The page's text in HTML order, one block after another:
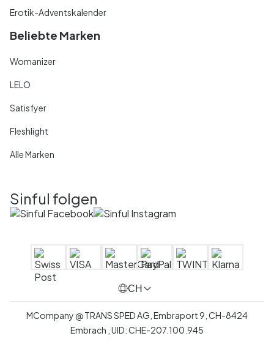
Erotik-Adventskalender
Beliebte Marken
Womanizer
LELO
Satisfyer
Fleshlight
Alle Marken
Sinful folgen
CH
MCompany@TRANS SPED AG, Embraport 9 CH-8424
Embrach , UID:CHE-207.100.945